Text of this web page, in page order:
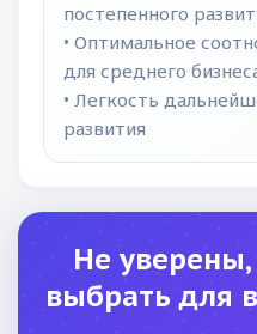
постепенного
• Оптимальное
для среднего
• Легкость
развития
Не
выбрать для